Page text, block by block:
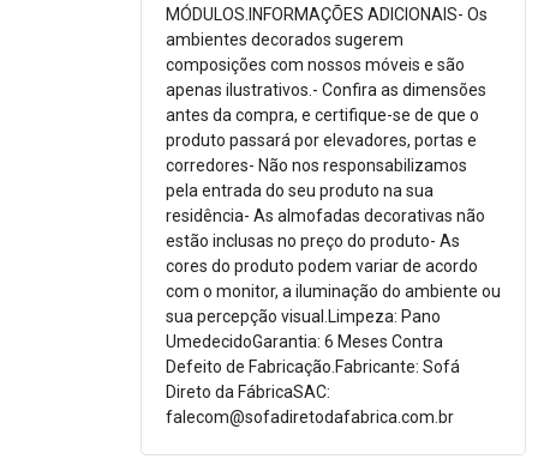
MÓDULOS.INFORMAÇÕES ADICIONAIS- Os
ambientes decorados sugerem
composições com nossos móveis e são
apenas ilustrativos.- Confira as dimensões
antes da compra, e certifique-se de que o
produto passará por elevadores, portas e
corredores- Não nos responsabilizamos
pela entrada do seu produto na sua
residência- As almofadas decorativas não
estão inclusas no preço do produto- As
cores do produto podem variar de acordo
com o monitor, a iluminação do ambiente ou
sua percepção visual.Limpeza: Pano
UmedecidoGarantia: 6 Meses Contra
Defeito de Fabricação.Fabricante: Sofá
Direto da FábricaSAC:
falecom@sofadiretodafabrica.com.br